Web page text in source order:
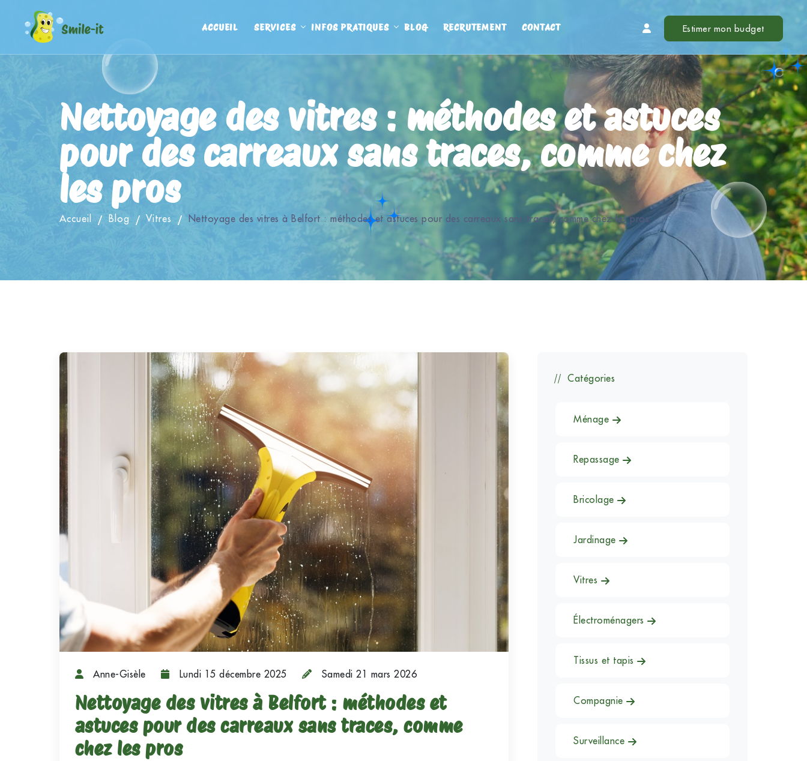
ACCUEIL SERVICES INFOS PRATIQUES BLOG RECRUTEMENT CONTACT Estimer mon budget
Nettoyage des vitres : méthodes et astuces
pour des carreaux sans traces, comme chez
les pros
Accueil Blog Vitres Nettoyage des vitres à Belfort : méthodes et astuces pour des carreaux sans traces, comme chez les pros
Catégories
Ménage
Repassage
Bricolage
Jardinage
Vitres
Électroménagers
Tissus et tapis
Compagnie
Surveillance
Anne-Gisèle Lundi 15 décembre 2025 Samedi 21 mars 2026
Nettoyage des vitres à Belfort : méthodes et
astuces pour des carreaux sans traces, comme
chez les pros